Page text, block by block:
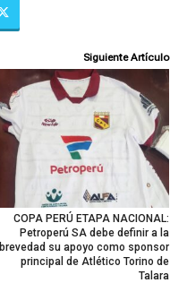
Siguiente Artículo
COPA PERÚ ETAPA NACIONAL:
Petroperú SA debe definir a la
brevedad su apoyo como sponsor
principal de Atlético Torino de
Talara